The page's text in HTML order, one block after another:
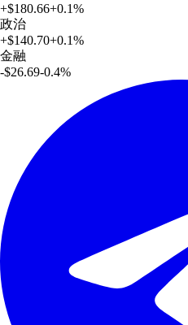
+$180.66+0.1%
政治
+$140.70+0.1%
金融
-$26.69-0.4%